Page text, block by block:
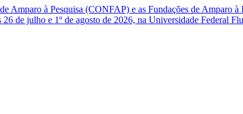
Amparo à Pesquisa (CONFAP) e as Fundações de Amparo
26 de julho e 1º de agosto de 2026, na Universidade Federal